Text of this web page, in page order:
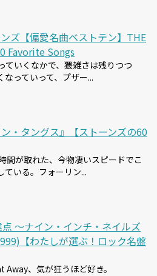
ズ【偏愛名曲ベストテン】THE
Favorite Songs
ていくなかで、猥雑さは残りつつ
っていって、プザー...
・タングス』【ストーンズの60
間が取れた、今物凄いスピードでこ
いる。フォーリン...
〜ナイン・インチ・ネイルズ
【わたしが選ぶ！ロック名盤
、気が狂うほど好き。